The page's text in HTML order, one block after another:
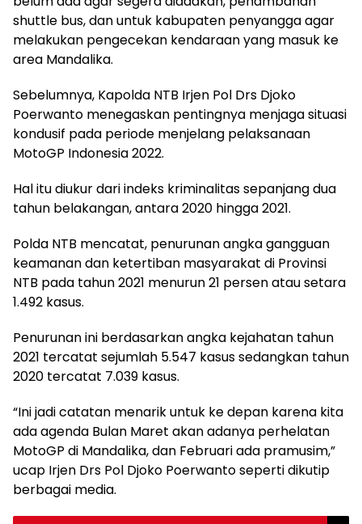
shuttle bus, dan untuk kabupaten penyangga agar
melakukan pengecekan kendaraan yang masuk ke
area Mandalika.
Sebelumnya, Kapolda NTB Irjen Pol Drs Djoko
Poerwanto menegaskan pentingnya menjaga situasi
kondusif pada periode menjelang pelaksanaan
MotoGP Indonesia 2022.
Hal itu diukur dari indeks kriminalitas sepanjang dua
tahun belakangan, antara 2020 hingga 2021.
Polda NTB mencatat, penurunan angka gangguan
keamanan dan ketertiban masyarakat di Provinsi
NTB pada tahun 2021 menurun 21 persen atau setara
1.492 kasus.
Penurunan ini berdasarkan angka kejahatan tahun
2021 tercatat sejumlah 5.547 kasus sedangkan tahun
2020 tercatat 7.039 kasus.
“Ini jadi catatan menarik untuk ke depan karena kita
ada agenda Bulan Maret akan adanya perhelatan
MotoGP di Mandalika, dan Februari ada pramusim,”
ucap Irjen Drs Pol Djoko Poerwanto seperti dikutip
berbagai media.